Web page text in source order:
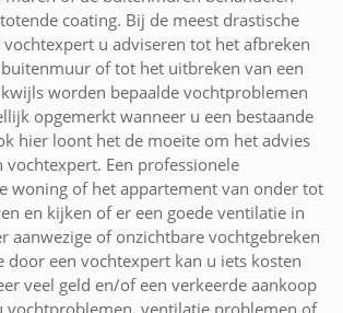
coating. Bij de meest drastische
vochtexpert u adviseren tot het afbreken
of tot het uitbreken van een
worden bepaalde vochtproblemen
opgemerkt wanneer u een bestaande
hier loont het de moeite om het advies
vochtexpert. Een professionele
woning of het appartement van onder tot
en kijken of er een goede ventilatie in
aanwezige of onzichtbare vochtgebreken
door een vochtexpert kan u iets kosten
veel geld en/of een verkeerde aankoop
vochtproblemen, ventilatie problemen of